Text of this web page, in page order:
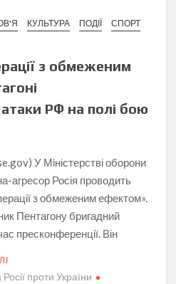
КУЛЬТУРА ПОДІЇ
СПОРТ
з обмеженим
РФ на полі бою
У Міністерстві оборони
агресор Росія проводить
з обмеженим ефектом».
Пентагону бригадний
пресконференції. Він
Росії проти України